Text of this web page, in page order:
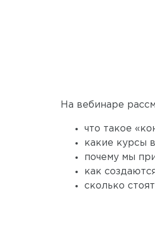
На вебинаре
что такое
какие курсы
почему мы
как
сколько